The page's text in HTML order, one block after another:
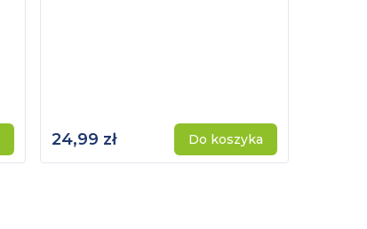
24,99 zł Do koszyka